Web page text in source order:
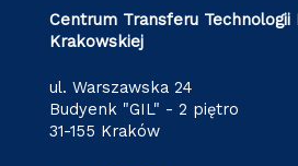
Centrum Transferu Technologii
Krakowskiej
ul. Warszawska 24
Budyenk "GIL" - 2 piętro
31-155 Kraków